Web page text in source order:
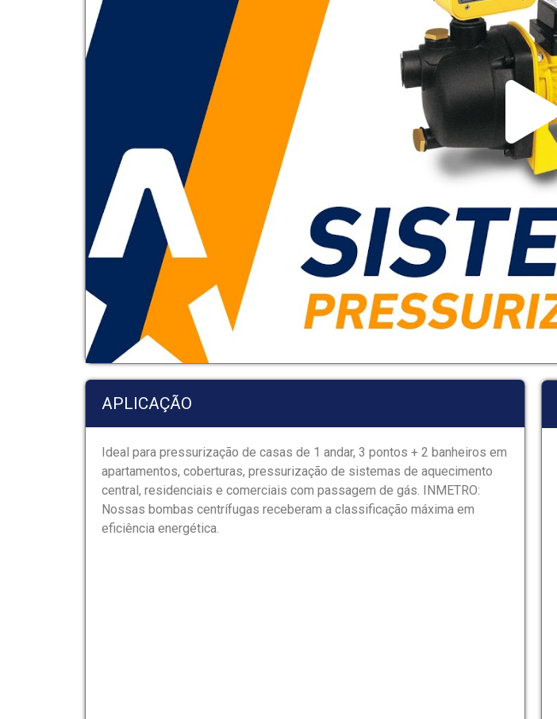
APLICAÇÃO
Ideal para pressurização de casas de 1 andar, 3 pontos + 2 banheiros em
apartamentos, coberturas, pressurização de sistemas de aquecimento
central, residenciais e comerciais com passagem de gás. INMETRO:
Nossas bombas centrífugas receberam a classificação máxima em
eficiência energética.